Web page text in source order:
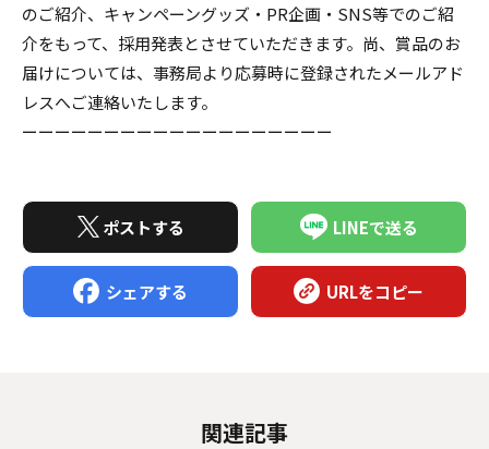
のご紹介、キャンペーングッズ・PR企画・SNS等でのご紹
介をもって、採用発表とさせていただきます。尚、賞品のお
届けについては、事務局より応募時に登録されたメールアド
レスへご連絡いたします。
ーーーーーーーーーーーーーーーーーーー
ポストする LINEで送る
シェアする URLをコピー
関連記事